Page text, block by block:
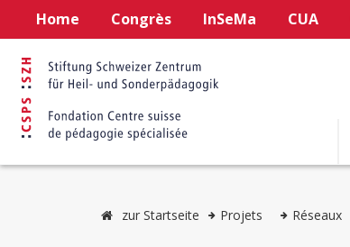
Home Congrès InSeMa CUA
zur Startseite Projets Réseaux